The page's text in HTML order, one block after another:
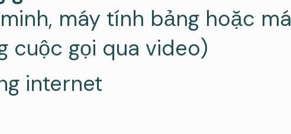
máy tính bảng hoặc
cuộc gọi qua video)
internet